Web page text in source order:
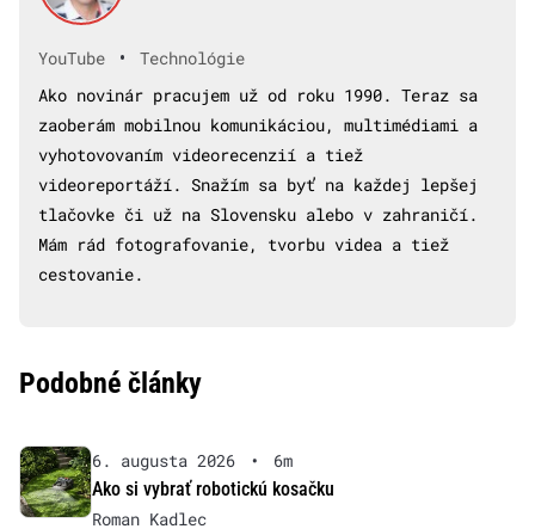
YouTube •
Technológie
Ako novinár pracujem už od roku 1990. Teraz sa
zaoberám mobilnou komunikáciou, multimédiami a
vyhotovovaním videorecenzií a tiež
videoreportáží. Snažím sa byť na každej lepšej
tlačovke či už na Slovensku alebo v zahraničí.
Mám rád fotografovanie, tvorbu videa a tiež
cestovanie.
Podobné články
6. augusta 2026 •
6m
Ako si vybrať robotickú kosačku
Roman Kadlec